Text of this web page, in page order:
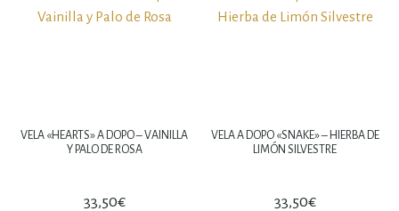
VELA «HEARTS» A DOPO – VAINILLA
Y PALO DE ROSA
33,50€
VELA A DOPO «SNAKE» – HIERBA DE
LIMÓN SILVESTRE
33,50€